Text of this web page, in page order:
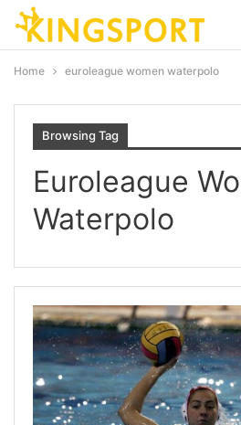
Home euroleague women waterpolo
Browsing Tag
Euroleague
Waterpolo